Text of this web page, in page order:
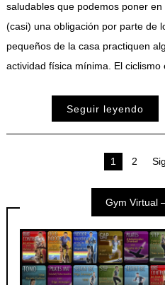
saludables que podemos poner
(casi) una obligación por parte de
pequeños de la casa practiquen
actividad física mínima. El ciclismo
Seguir leyendo
entradas
1 2
Gym Virtual